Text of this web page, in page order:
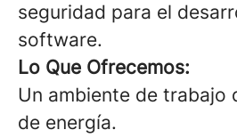
seguridad para el
software.
Lo Que Ofrecemos:
Un ambiente de trabajo
de energía.